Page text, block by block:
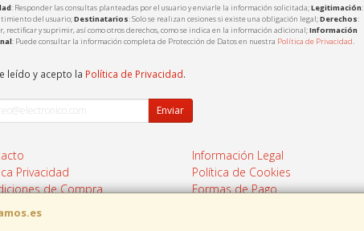
: Responder las consultas planteadas por el usuario y enviarle la información solicitada;Legitimación:
del usuario;Destinatarios: Solo se realizan cesiones si existe una obligación legal;Derechos:
rectificar y suprimir, así como otros derechos, como se indica en la información adicional;Información
: Puede consultar la información completa de Protección de Datos en nuestra Política de Privacidad.
leído y acepto la Política de Privacidad.
Enviar
Información Legal
Privacidad
Política de Cookies
de Compra
Formas de Pago